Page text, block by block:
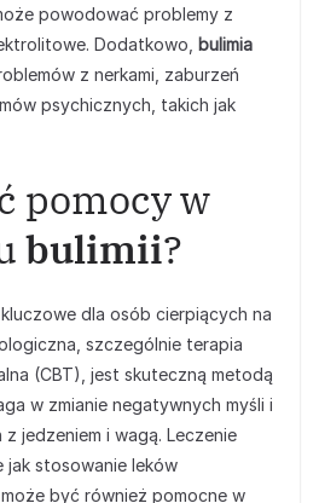
powodować problemy z
Dodatkowo, bulimia
z nerkami, zaburzeń
psychicznych, takich jak
pomocy w
bulimii?
dla osób cierpiących na
szczególnie terapia
(CBT), jest skuteczną metodą
w zmianie negatywnych myśli i
jedzeniem i wagą. Leczenie
jak stosowanie leków
być również pomocne w